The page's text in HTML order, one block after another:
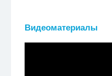
Видеоматериалы